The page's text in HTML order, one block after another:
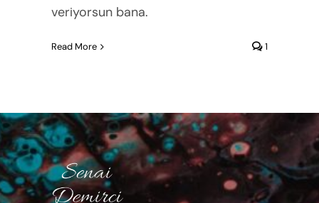
veriyorsun bana.
Read More 1